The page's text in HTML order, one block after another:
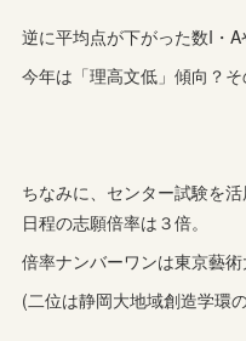
逆に平均点が下がった数I・A
今年は「理高文低」傾向？
ちなみに、センター試験を
日程の志願倍率は３倍。
倍率ナンバーワンは東京藝術
(二位は静岡大地域創造学環